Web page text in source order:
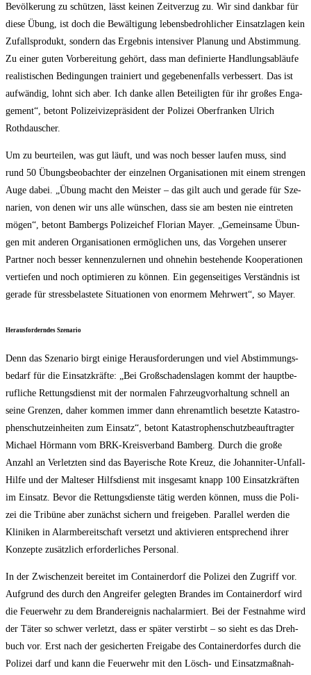
Bevöl­ke­rung zu schüt­zen, lässt kei­nen Zeit­ver­zug zu. Wir sind dank­bar für
die­se Übung, ist doch die Bewäl­ti­gung lebens­be­droh­li­cher Ein­satz­la­gen kein
Zufalls­pro­dukt, son­dern das Ergeb­nis inten­si­ver Pla­nung und Abstim­mung.
Zu einer guten Vor­be­rei­tung gehört, dass man defi­nier­te Hand­lungs­ab­läu­fe
rea­lis­ti­schen Bedin­gun­gen trai­niert und gege­be­nen­falls ver­bes­sert. Das ist
auf­wän­dig, lohnt sich aber. Ich dan­ke allen Betei­lig­ten für ihr gro­ßes Enga­
ge­ment“, betont Poli­zei­vi­ze­prä­si­dent der Poli­zei Ober­fran­ken Ulrich
Rothdauscher.
Um zu beur­tei­len, was gut läuft, und was noch bes­ser lau­fen muss, sind
rund 50 Übungs­be­ob­ach­ter der ein­zel­nen Orga­ni­sa­tio­nen mit einem stren­gen
Auge dabei. „Übung macht den Meis­ter – das gilt auch und gera­de für Sze­
na­ri­en, von denen wir uns alle wün­schen, dass sie am bes­ten nie ein­tre­ten
mögen“, betont Bam­bergs Poli­zei­chef Flo­ri­an May­er. „Gemein­sa­me Übun­
gen mit ande­ren Orga­ni­sa­tio­nen ermög­li­chen uns, das Vor­ge­hen unse­rer
Part­ner noch bes­ser ken­nen­zu­ler­nen und ohne­hin bestehen­de Koope­ra­tio­nen
ver­tie­fen und noch opti­mie­ren zu kön­nen. Ein gegen­sei­ti­ges Ver­ständ­nis ist
gera­de für stress­be­las­te­te Situa­tio­nen von enor­mem Mehr­wert“, so Mayer.
Her­aus­for­dern­des Szenario
Denn das Sze­na­rio birgt eini­ge Her­aus­for­de­run­gen und viel Abstim­mungs­
be­darf für die Ein­satz­kräf­te: „Bei Groß­scha­dens­la­gen kommt der haupt­be­
ruf­li­che Ret­tungs­dienst mit der nor­ma­len Fahr­zeug­vor­hal­tung schnell an
sei­ne Gren­zen, daher kom­men immer dann ehren­amt­lich besetz­te Kata­stro­
phen­schutz­ein­hei­ten zum Ein­satz“, betont Kata­stro­phen­schutz­be­auf­trag­ter
Micha­el Hör­mann vom BRK-Kreis­ver­band Bam­berg. Durch die gro­ße
Anzahl an Ver­letz­ten sind das Baye­ri­sche Rote Kreuz, die Johan­ni­ter-Unfall-
Hil­fe und der Mal­te­ser Hilfs­dienst mit ins­ge­samt knapp 100 Ein­satz­kräf­ten
im Ein­satz. Bevor die Ret­tungs­diens­te tätig wer­den kön­nen, muss die Poli­
zei die Tri­bü­ne aber zunächst sichern und frei­ge­ben. Par­al­lel wer­den die
Kli­ni­ken in Alarm­be­reit­schaft ver­setzt und akti­vie­ren ent­spre­chend ihrer
Kon­zep­te zusätz­lich erfor­der­li­ches Personal.
In der Zwi­schen­zeit berei­tet im Con­tai­ner­dorf die Poli­zei den Zugriff vor.
Auf­grund des durch den Angrei­fer geleg­ten Bran­des im Con­tai­ner­dorf wird
die Feu­er­wehr zu dem Brand­er­eig­nis nach­alar­miert. Bei der Fest­nah­me wird
der Täter so schwer ver­letzt, dass er spä­ter ver­stirbt – so sieht es das Dreh­
buch vor. Erst nach der gesi­cher­ten Frei­ga­be des Con­tai­ner­dor­fes durch die
Poli­zei darf und kann die Feu­er­wehr mit den Lösch- und Ein­satz­maß­nah­